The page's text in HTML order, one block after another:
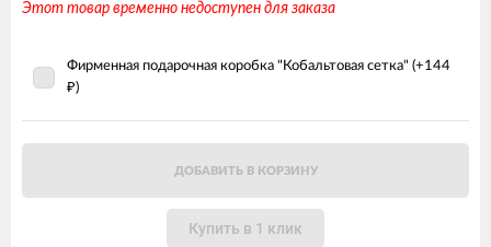
Этот товар временно недоступен для заказа
Фирменная подарочная коробка "Кобальтовая сетка" (+144
₽)
ДОБАВИТЬ В КОРЗИНУ
Купить в 1 клик